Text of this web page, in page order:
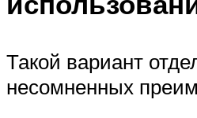
Такой вариант
несомненных